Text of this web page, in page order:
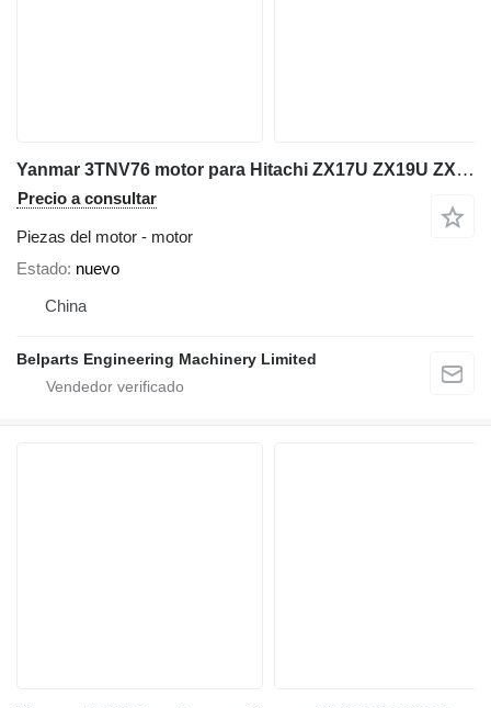
Yanmar 3TNV76 motor para Hitachi ZX17U ZX19U ZX22U ZX26U Takeuchi TB216 TB219 TB225 miniexcavadora
Precio a consultar
Piezas del motor - motor
Estado nuevo
China
Belparts Engineering Machinery Limited